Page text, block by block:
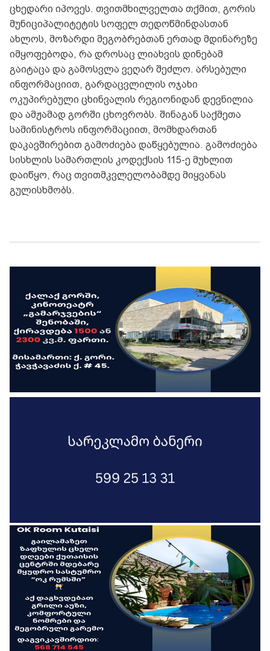
ცხედარი იპოვეს. თვითმხილველთა თქმით, გორის
მუნიციპალიტეტის სოფელ თედოწმინდასთან
ახლოს, მოზარდი მეგობრებთან ერთად მდინარეზე
იმყოფებოდა, რა დროსაც ლიახვის დინებამ
გაიტაცა და გამოსვლა ვეღარ შეძლო. არსებული
ინფორმაციით, გარდაცვლილის ოჯახი
ოკუპირებული ცხინვალის რეგიონიდან დევნილია
და ამჟამად გორში ცხოვრობს. შინაგან საქმეთა
სამინისტროს ინფორმაციით, მომხდართან
დაკავშირებით გამოძიება დაწყებულია. გამოძიება
სისხლის სამართლის კოდექსის 115-ე მუხლით
დაიწყო, რაც თვითმკვლელობამდე მიყვანას
გულისხმობს.